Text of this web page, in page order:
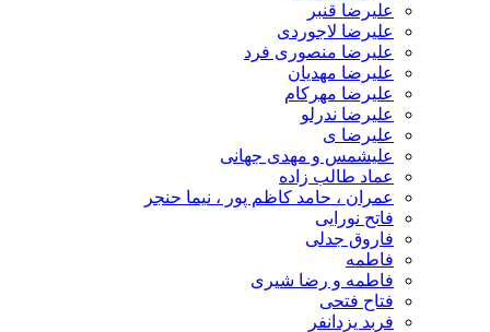
علیرضا قنبر
علیرضا لاجوردی
علیرضا منصوری فرد
علیرضا مهدیان
علیرضا مهرکام
علیرضا ندرلو
علیرضا ی
علیشمس و مهدی جهانی
عماد طالب زاده
عمران ، حامد کاظم پور ، نیما حنجر
فاتح نورایی
فاروق جدلی
فاطمه
فاطمه و رضا شیری
فتاح فتحی
فربد یزدانفر